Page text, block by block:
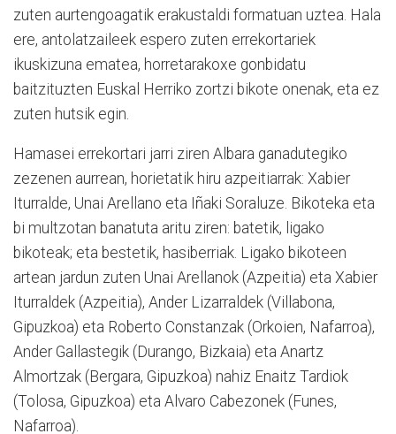
zuten aurtengoagatik erakustaldi formatuan uztea. Hala
ere, antolatzaileek espero zuten errekortariek
ikuskizuna ematea, horretarakoxe gonbidatu
baitzituzten Euskal Herriko zortzi bikote onenak, eta ez
zuten hutsik egin.
Hamasei errekortari jarri ziren Albara ganadutegiko
zezenen aurrean, horietatik hiru azpeitiarrak: Xabier
Iturralde, Unai Arellano eta Iñaki Soraluze. Bikoteka eta
bi multzotan banatuta aritu ziren: batetik, ligako
bikoteak; eta bestetik, hasiberriak. Ligako bikoteen
artean jardun zuten Unai Arellanok (Azpeitia) eta Xabier
Iturraldek (Azpeitia), Ander Lizarraldek (Villabona,
Gipuzkoa) eta Roberto Constanzak (Orkoien, Nafarroa),
Ander Gallastegik (Durango, Bizkaia) eta Anartz
Almortzak (Bergara, Gipuzkoa) nahiz Enaitz Tardiok
(Tolosa, Gipuzkoa) eta Alvaro Cabezonek (Funes,
Nafarroa).